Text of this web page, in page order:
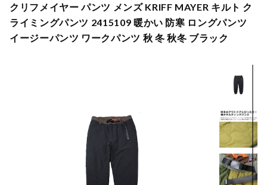
クリフメイヤー パンツ メンズ KRIFF MAYER キルト ク
ライミングパンツ 2415109 暖かい 防寒 ロングパンツ
イージーパンツ ワークパンツ 秋 冬 秋冬 ブラック